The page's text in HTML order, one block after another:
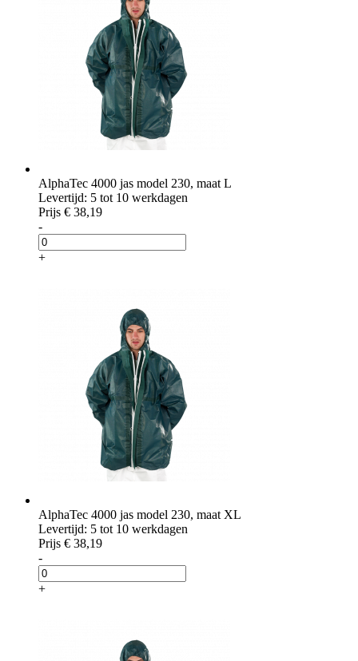
AlphaTec 4000 jas model 230, maat L
Levertijd: 5 tot 10 werkdagen
Prijs € 38,19
-
+
AlphaTec 4000 jas model 230, maat XL
Levertijd: 5 tot 10 werkdagen
Prijs € 38,19
-
+